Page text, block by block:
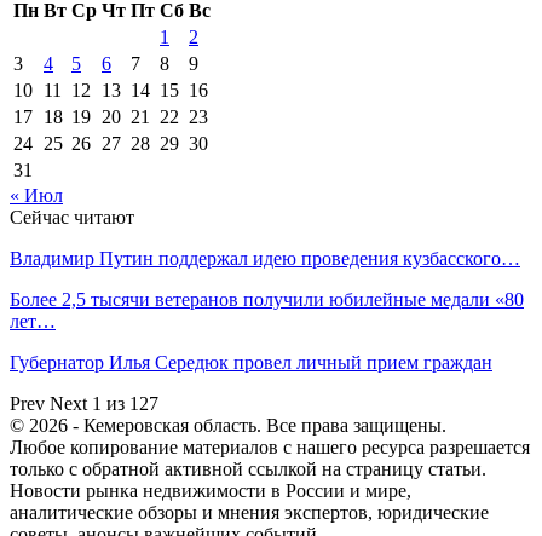
Пн Вт Ср Чт Пт Сб Вс
1
2
3
4 5 6 7 8
9
10 11 12 13 14 15 16
17 18 19 20 21 22 23
24 25 26 27 28 29 30
31
« Июл
Сейчас читают
Владимир Путин поддержал идею проведения кузбасского…
Более 2,5 тысячи ветеранов получили юбилейные медали «80
лет…
Губернатор Илья Середюк провел личный прием граждан
Prev Next 1 из 127
© 2026 - Кемеровская область. Все права защищены.
Любое копирование материалов с нашего ресурса разрешается
только с обратной активной ссылкой на страницу статьи.
Новости рынка недвижимости в России и мире,
аналитические обзоры и мнения экспертов, юридические